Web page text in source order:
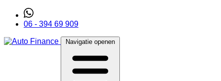
06 - 394 69 909
Navigatie openen